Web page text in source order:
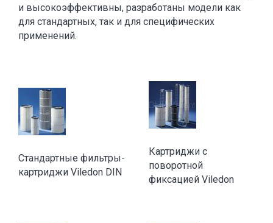
и высокоэффективны, разработаны модели как
для стандартных, так и для специфических
применений.
Стандартные фильтры-
картриджи Viledon DIN
Картриджи с
поворотной
фиксацией Viledon